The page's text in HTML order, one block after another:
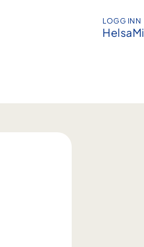
LOGG INN
HelsaMi